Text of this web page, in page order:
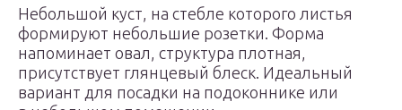
Небольшой куст, на стебле которого листья
формируют небольшие розетки. Форма
напоминает овал, структура плотная,
присутствует глянцевый блеск. Идеальный
вариант для посадки на подоконнике или